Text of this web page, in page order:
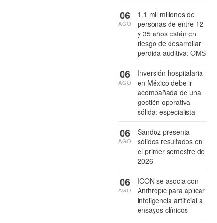
1.1 mil millones de
personas de entre 12
y 35 años están en
riesgo de desarrollar
pérdida auditiva: OMS
06
AGO
Inversión hospitalaria
en México debe ir
acompañada de una
gestión operativa
sólida: especialista
06
AGO
Sandoz presenta
sólidos resultados en
el primer semestre de
2026
06
AGO
ICON se asocia con
Anthropic para aplicar
inteligencia artificial a
ensayos clínicos
06
AGO